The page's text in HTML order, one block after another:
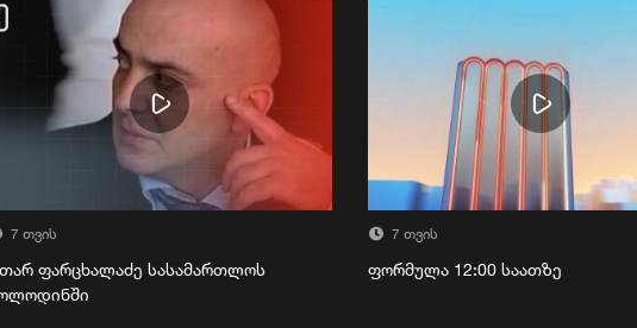
7 თვის
ფარცხალაძე სასამართლოს
7 თვის
ფორმულა 12:00 საათზე